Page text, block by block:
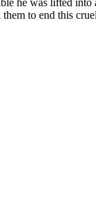
he was lifted
to end this